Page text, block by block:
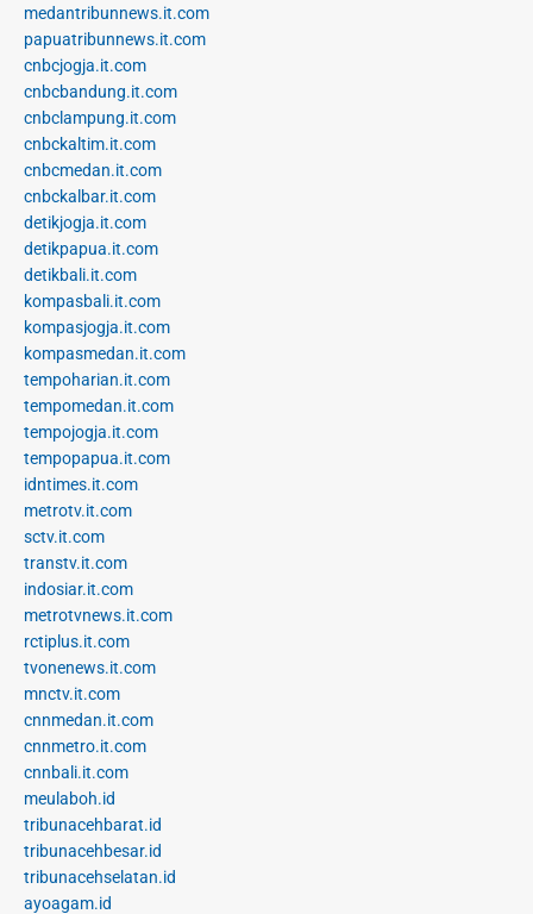
medantribunnews.it.com
papuatribunnews.it.com
cnbcjogja.it.com
cnbcbandung.it.com
cnbclampung.it.com
cnbckaltim.it.com
cnbcmedan.it.com
cnbckalbar.it.com
detikjogja.it.com
detikpapua.it.com
detikbali.it.com
kompasbali.it.com
kompasjogja.it.com
kompasmedan.it.com
tempoharian.it.com
tempomedan.it.com
tempojogja.it.com
tempopapua.it.com
idntimes.it.com
metrotv.it.com
sctv.it.com
transtv.it.com
indosiar.it.com
metrotvnews.it.com
rctiplus.it.com
tvonenews.it.com
mnctv.it.com
cnnmedan.it.com
cnnmetro.it.com
cnnbali.it.com
meulaboh.id
tribunacehbarat.id
tribunacehbesar.id
tribunacehselatan.id
ayoagam.id